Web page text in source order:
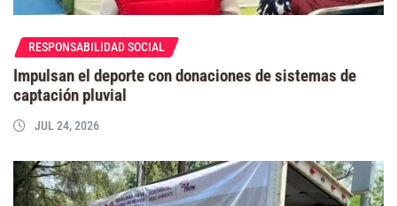
RESPONSABILIDAD SOCIAL
Impulsan el deporte con donaciones de sistemas de
captación pluvial
JUL 24, 2026